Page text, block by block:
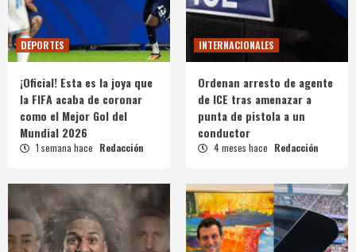
DEPORTES
¡Oficial! Esta es la joya que
la FIFA acaba de coronar
como el Mejor Gol del
Mundial 2026
1 semana hace Redacción
INTERNACIONALES
Ordenan arresto de agente
de ICE tras amenazar a
punta de pistola a un
conductor
4 meses hace Redacción